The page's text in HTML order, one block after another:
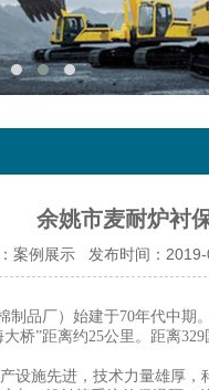
余姚市麦耐炉衬
案例展示 发布时间：
品厂） 始建于70年代中期
桥”距离约25公里。距离
施先进，技术力量雄厚，